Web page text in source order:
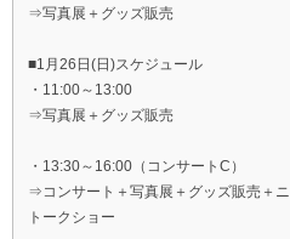
⇒写真展＋グッズ販売
■1月26日(日)スケジュール
​・11:00～13:00
⇒写真展＋グッズ販売
・13:30～16:00（コンサートC）
⇒コンサート＋写真展＋グッズ販売＋
トークショー